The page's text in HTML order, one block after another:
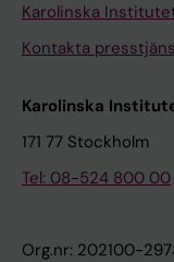
Karolinska
Kontakta
Karolinska
171 77 Stockholm
Tel: 08-524 800 00
Org.nr: 202100-